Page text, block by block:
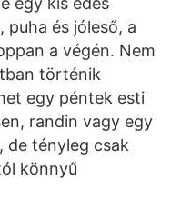
és jóleső, a
a végén. Nem
történik
egy péntek esti
randin vagy egy
de tényleg csak
könnyű